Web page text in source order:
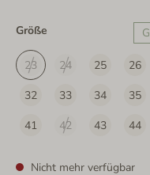
Größe
23 24 25 26
32
33 34 35
41
42 43 44
Nicht mehr verfügbar